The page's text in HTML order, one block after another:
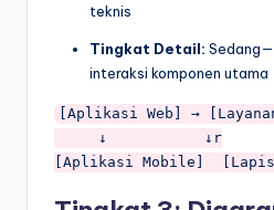
teknis
Tingkat Detail:
interaksi komponen utama
[Aplikasi Web] →
     ↓           ↓r